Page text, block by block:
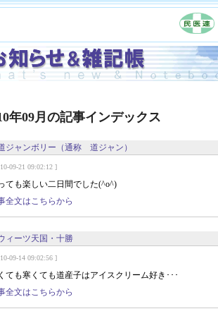
年09月の記事インデックス
ジャンボリー（通称 道ジャン）
09-21 09:02:12 ]
ても楽しい二日間でした(^o^)
全文はこちらから
ィーツ天国・十勝
09-14 09:02:56 ]
ても寒くても道産子はアイスクリーム好き･･･
全文はこちらから